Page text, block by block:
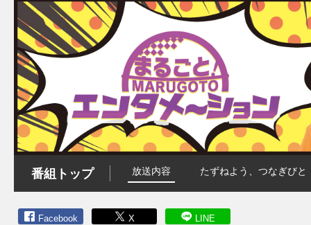
ー
番組トップ 放送内容 たずねよう、つなぎびと
Facebook X LINE